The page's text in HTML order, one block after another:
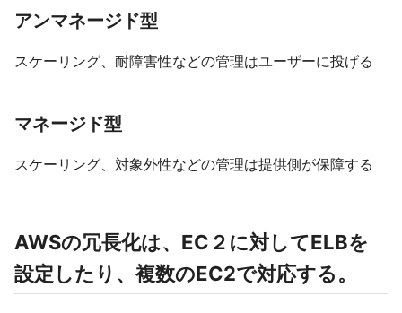
アンマネージド型
スケーリング、耐障害性などの管理はユーザーに投げる
マネージド型
スケーリング、対象外性などの管理は提供側が保障する
AWSの冗長化は、EC２に対してELBを
設定したり、複数のEC2で対応する。